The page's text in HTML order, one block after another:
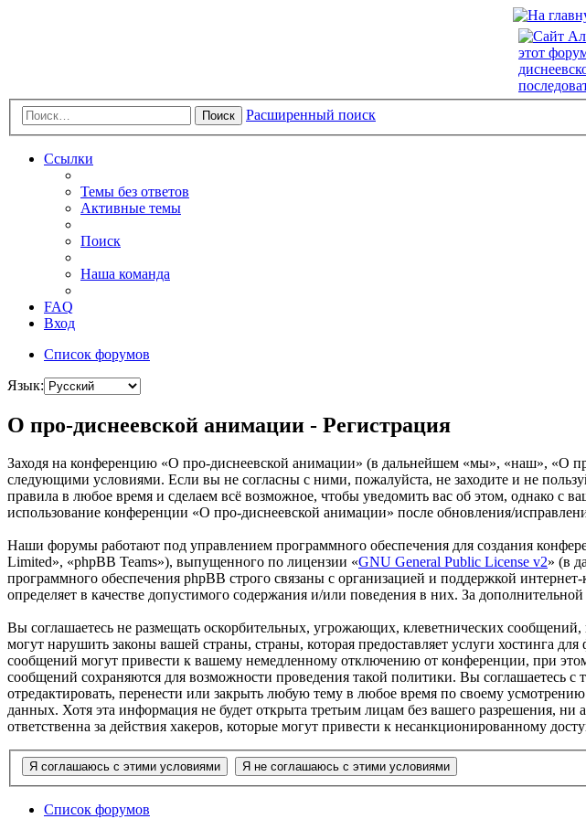
Поиск Расширенный поиск
Ссылки
Темы без ответов
Активные темы
Поиск
Наша команда
FAQ
Вход
Список форумов
Язык:
О про-диснеевской анимации - Регистрация
Заходя на конференцию «О про-диснеевской анимации» (в дальнейшем «мы», «наш», «О
следующими условиями. Если вы не согласны с ними, пожалуйста, не заходите и не
правила в любое время и сделаем всё возможное, чтобы уведомить вас об этом, однако с
использование конференции «О про-диснеевской анимации» после обновления/
Наши форумы работают под управлением программного обеспечения для создания
Limited», «phpBB Teams»), выпущенного по лицензии «GNU General Public License v2» (в
программного обеспечения phpBB строго связаны с организацией и поддержкой
определяет в качестве допустимого содержания и/или поведения в них. За
Вы соглашаетесь не размещать оскорбительных, угрожающих, клеветнических
могут нарушить законы вашей страны, страны, которая предоставляет услуги хостинга
сообщений могут привести к вашему немедленному отключению от конференции, при
сообщений сохраняются для возможности проведения такой политики. Вы соглашаетесь
отредактировать, перенести или закрыть любую тему в любое время по своему
данных. Хотя эта информация не будет открыта третьим лицам без вашего разрешения,
ответственна за действия хакеров, которые могут привести к несанкционированному
Список форумов